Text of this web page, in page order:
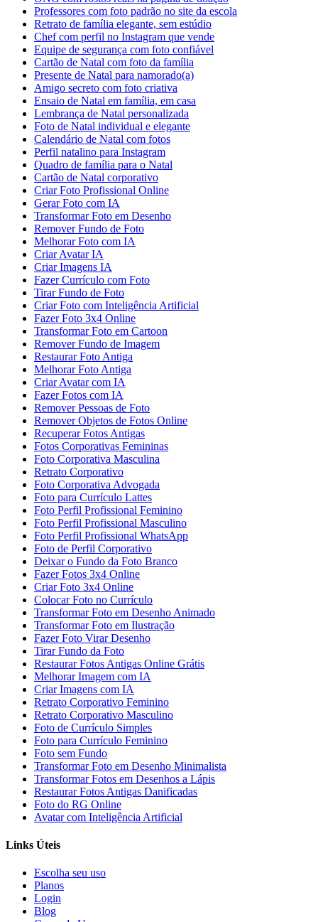
Professores com foto padrão no site da escola
Retrato de família elegante, sem estúdio
Chef com perfil no Instagram que vende
Equipe de segurança com foto confiável
Cartão de Natal com foto da família
Presente de Natal para namorado(a)
Amigo secreto com foto criativa
Ensaio de Natal em família, em casa
Lembrança de Natal personalizada
Foto de Natal individual e elegante
Calendário de Natal com fotos
Perfil natalino para Instagram
Quadro de família para o Natal
Cartão de Natal corporativo
Criar Foto Profissional Online
Gerar Foto com IA
Transformar Foto em Desenho
Remover Fundo de Foto
Melhorar Foto com IA
Criar Avatar IA
Criar Imagens IA
Fazer Currículo com Foto
Tirar Fundo de Foto
Criar Foto com Inteligência Artificial
Fazer Foto 3x4 Online
Transformar Foto em Cartoon
Remover Fundo de Imagem
Restaurar Foto Antiga
Melhorar Foto Antiga
Criar Avatar com IA
Fazer Fotos com IA
Remover Pessoas de Foto
Remover Objetos de Fotos Online
Recuperar Fotos Antigas
Fotos Corporativas Femininas
Foto Corporativa Masculina
Retrato Corporativo
Foto Corporativa Advogada
Foto para Currículo Lattes
Foto Perfil Profissional Feminino
Foto Perfil Profissional Masculino
Foto Perfil Profissional WhatsApp
Foto de Perfil Corporativo
Deixar o Fundo da Foto Branco
Fazer Fotos 3x4 Online
Criar Foto 3x4 Online
Colocar Foto no Currículo
Transformar Foto em Desenho Animado
Transformar Foto em Ilustração
Fazer Foto Virar Desenho
Tirar Fundo da Foto
Restaurar Fotos Antigas Online Grátis
Melhorar Imagem com IA
Criar Imagens com IA
Retrato Corporativo Feminino
Retrato Corporativo Masculino
Foto de Currículo Simples
Foto para Currículo Feminino
Foto sem Fundo
Transformar Foto em Desenho Minimalista
Transformar Fotos em Desenhos a Lápis
Restaurar Fotos Antigas Danificadas
Foto do RG Online
Avatar com Inteligência Artificial
Links Úteis
Escolha seu uso
Planos
Login
Blog